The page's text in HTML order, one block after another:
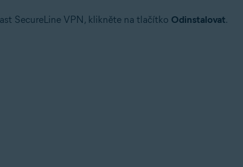
SecureLine VPN, klikněte na tlačítko Odinstalovat.